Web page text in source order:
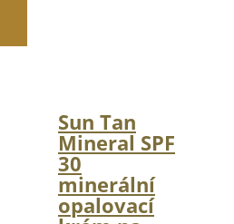
Sun Tan
Mineral SPF
30
minerální
opalovací